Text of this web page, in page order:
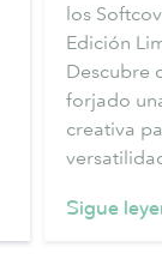
diseño
con
diferencia
los
Edición
Descubre
forjado
creativa
Sigue